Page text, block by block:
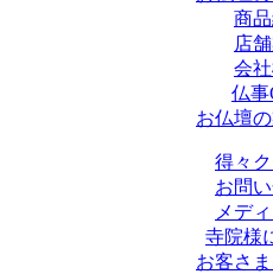
商
店
会
仏
お仏壇
得々
お問
メデ
寺院様
お客さ